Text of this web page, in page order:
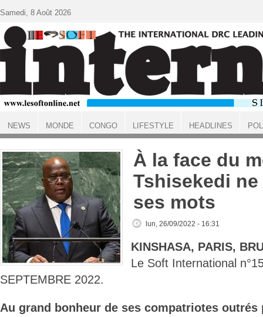
ACCUEIL
À la face du
Tshisekedi
ses mots
lun, 26/09/2022 - 16:31
KINSHASA, PARIS,
Le Soft International
SEPTEMBRE 2022.
Au grand bonheur de ses compatriotes
Samedi, 8 Août 2026
NEWS MONDE CONGO LIFESTYLE HEADLINES